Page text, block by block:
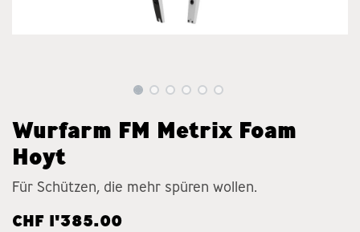
Wurfarm FM Metrix Foam
Hoyt
Für Schützen, die mehr spüren wollen.
CHF 1'385.00